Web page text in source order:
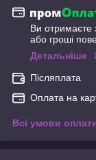
Ви отримаєте
або гроші
Детальніше
Післяплата
Оплата на
Всі умови